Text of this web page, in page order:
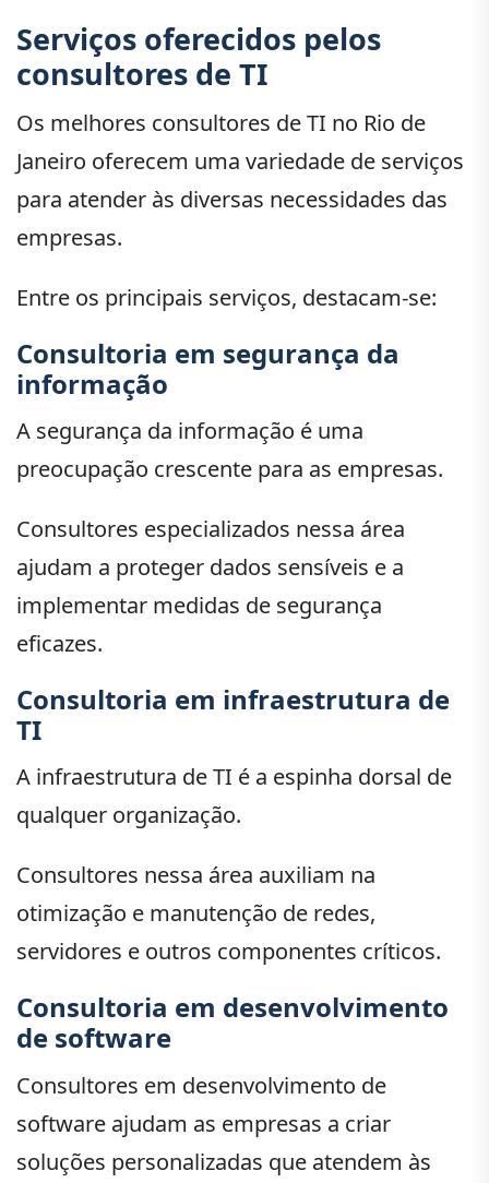
Serviços oferecidos pelos
consultores de TI
Os melhores consultores de TI no Rio de
Janeiro oferecem uma variedade de serviços
para atender às diversas necessidades das
empresas.
Entre os principais serviços, destacam-se:
Consultoria em segurança da
informação
A segurança da informação é uma
preocupação crescente para as empresas.
Consultores especializados nessa área
ajudam a proteger dados sensíveis e a
implementar medidas de segurança
eficazes.
Consultoria em infraestrutura de
TI
A infraestrutura de TI é a espinha dorsal de
qualquer organização.
Consultores nessa área auxiliam na
otimização e manutenção de redes,
servidores e outros componentes críticos.
Consultoria em desenvolvimento
de software
Consultores em desenvolvimento de
software ajudam as empresas a criar
soluções personalizadas que atendem às